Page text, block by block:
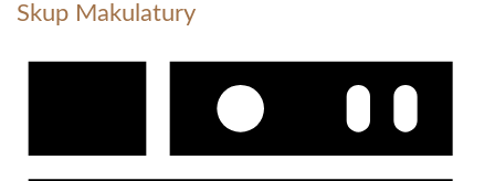
Skup Makulatury